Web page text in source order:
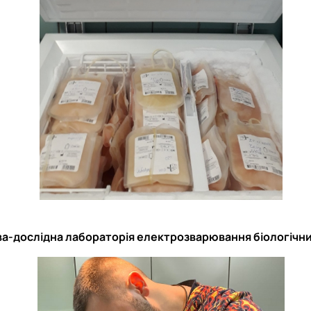
дослідна лабораторія електрозварювання